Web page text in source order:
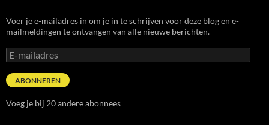
Voer je e-mailadres in om je in te schrijven voor deze blog en e-
mailmeldingen te ontvangen van alle nieuwe berichten.
E-
mailadres
ABONNEREN
Voeg je bij 20 andere abonnees